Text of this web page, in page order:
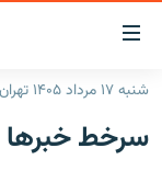
لینک‌های
قابلیت
دسترسی
بازگشت
ایران
شنبه ۱۷ مرداد ۱۴۰۵ تهران ۲۲:۵۲
سرخط‌ خبرها